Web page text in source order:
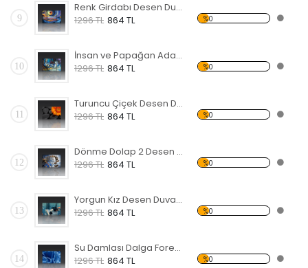
9
Renk Girdabı Desen Duvar Panosu
1296 TL 864 TL %0
10
İnsan ve Papağan Adada Forex Tablo
1296 TL 864 TL %0
11
Turuncu Çiçek Desen Duvar Panosu
1296 TL 864 TL %0
12
Dönme Dolap 2 Desen Duvar Panosu
1296 TL 864 TL %0
13
Yorgun Kız Desen Duvar Panosu
1296 TL 864 TL %0
14
Su Damlası Dalga Forex Tablo
1296 TL 864 TL %0